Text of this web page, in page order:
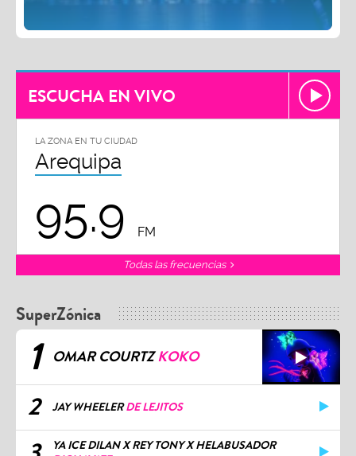
ESCUCHA EN VIVO
LA ZONA EN TU CIUDAD
Arequipa
95.9 FM
Todas las frecuencias
SuperZónica
1 OMAR COURTZKOKO
2 JAY WHEELERDE LEJITOS
YA ICE DILAN X REY TONY X HELABUSADOR